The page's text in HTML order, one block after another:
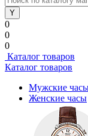
0
0
0
Каталог товаров
Каталог товаров
Мужские
Женские часы